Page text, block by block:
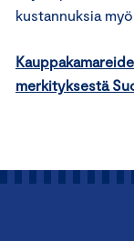
kustannuksia
merkityksestä